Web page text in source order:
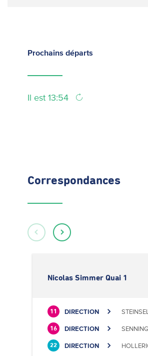
Prochains départs
Il est 13:54
Correspondances
Nicolas Simmer Quai 1
11 DIRECTION
16 DIRECTION
22 DIRECTION